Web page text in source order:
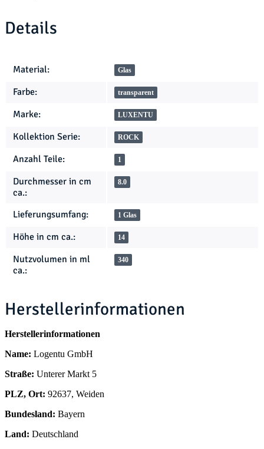
Details
Produkteigenschaft
Wert
Material: Glas
Farbe: transparent
Marke: LUXENTU
Kollektion Serie: ROCK
Anzahl Teile: 1
Durchmesser in cm
ca.:
8.0
Lieferungsumfang: 1 Glas
Höhe in cm ca.: 14
Nutzvolumen in ml
ca.:
340
Herstellerinformationen
Herstellerinformationen
Name: Logentu GmbH
Straße: Unterer Markt 5
PLZ, Ort: 92637, Weiden
Bundesland: Bayern
Land: Deutschland